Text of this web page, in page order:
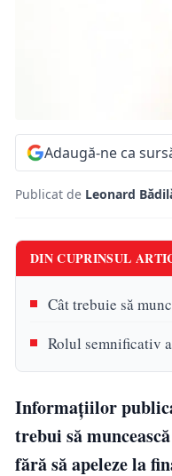
Adaugă-ne ca
Publicat de Leonard
DIN CUPRINSUL
Cât trebuie să
Rolul semnificativ
Informațiilor
trebui să
fără să apeleze la